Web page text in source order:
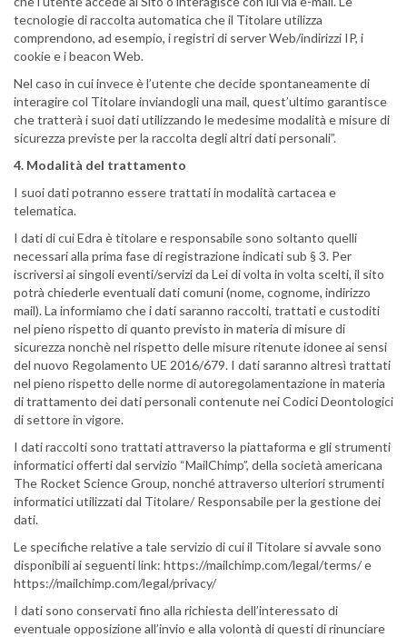
tecnologie di raccolta automatica che il Titolare utilizza
comprendono, ad esempio, i registri di server Web/indirizzi IP, i
cookie e i beacon Web.
Nel caso in cui invece è l’utente che decide spontaneamente di
interagire col Titolare inviandogli una mail, quest’ultimo garantisce
che tratterà i suoi dati utilizzando le medesime modalità e misure di
sicurezza previste per la raccolta degli altri dati personali”.
4. Modalità del trattamento
I suoi dati potranno essere trattati in modalità cartacea e
telematica.
I dati di cui Edra è titolare e responsabile sono soltanto quelli
necessari alla prima fase di registrazione indicati sub § 3. Per
iscriversi ai singoli eventi/servizi da Lei di volta in volta scelti, il sito
potrà chiederle eventuali dati comuni (nome, cognome, indirizzo
mail). La informiamo che i dati saranno raccolti, trattati e custoditi
nel pieno rispetto di quanto previsto in materia di misure di
sicurezza nonchè nel rispetto delle misure ritenute idonee ai sensi
del nuovo Regolamento UE 2016/679. I dati saranno altresì trattati
nel pieno rispetto delle norme di autoregolamentazione in materia
di trattamento dei dati personali contenute nei Codici Deontologici
di settore in vigore.
I dati raccolti sono trattati attraverso la piattaforma e gli strumenti
informatici offerti dal servizio “MailChimp”, della società americana
The Rocket Science Group, nonché attraverso ulteriori strumenti
informatici utilizzati dal Titolare/ Responsabile per la gestione dei
dati.
Le specifiche relative a tale servizio di cui il Titolare si avvale sono
disponibili ai seguenti link: https://mailchimp.com/legal/terms/ e
https://mailchimp.com/legal/privacy/
I dati sono conservati fino alla richiesta dell’interessato di
eventuale opposizione all’invio e alla volontà di questi di rinunciare